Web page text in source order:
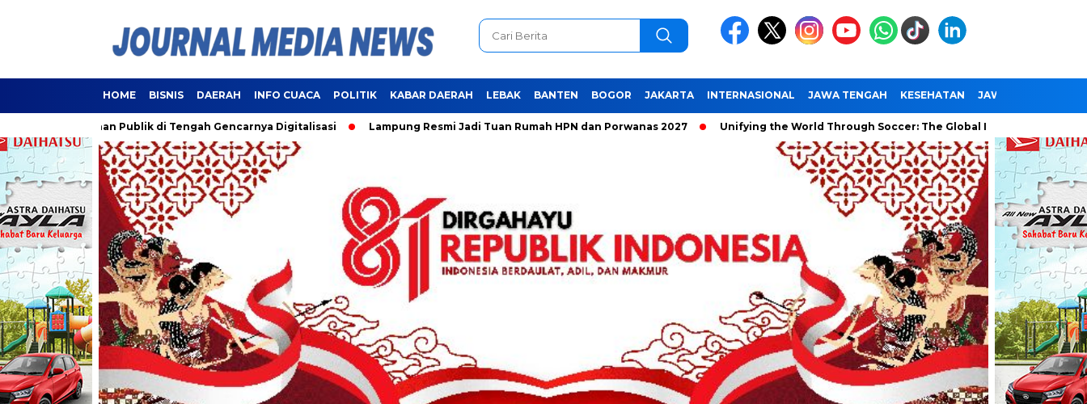
HOME BISNIS DAERAH INFO CUACA POLITIK KABAR DAERAH LEBAK BANTEN BOGOR JAKARTA INTERNASIONAL JAWA TENGAH KESEHATAN JAWA TIMUR
Pelayanan Publik di Tengah Gencarnya Digitalisasi Lampung Resmi Jadi Tuan Rumah HPN dan Porwanas 2027 Unifying the World Through Soccer: The Global Impact of the World Cup